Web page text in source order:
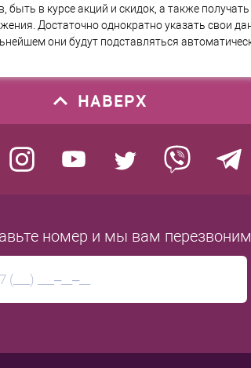
быть в курсе акций и скидок, а также
Достаточно однократно указать свои
они будут подставляться
НАВЕРХ
номер и мы вам перезвоним